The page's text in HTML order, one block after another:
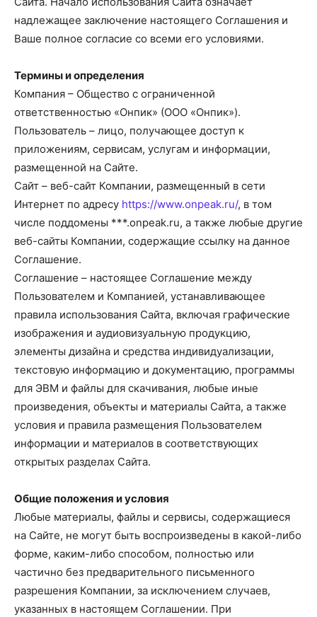
надлежащее заключение настоящего Соглашения и
Ваше полное согласие со всеми его условиями.
Термины и определения
Компания – Общество с ограниченной
ответственностью «Онпик» (ООО «Онпик»).
Пользователь – лицо, получающее доступ к
приложениям, сервисам, услугам и информации,
размещенной на Сайте.
Сайт – веб-сайт Компании, размещенный в сети
Интернет по адресу https://www.onpeak.ru/, в том
числе поддомены ***.onpeak.ru, а также любые другие
веб-сайты Компании, содержащие ссылку на данное
Соглашение.
Соглашение – настоящее Соглашение между
Пользователем и Компанией, устанавливающее
правила использования Сайта, включая графические
изображения и аудиовизуальную продукцию,
элементы дизайна и средства индивидуализации,
текстовую информацию и документацию, программы
для ЭВМ и файлы для скачивания, любые иные
произведения, объекты и материалы Сайта, а также
условия и правила размещения Пользователем
информации и материалов в соответствующих
открытых разделах Сайта.
Общие положения и условия
Любые материалы, файлы и сервисы, содержащиеся
на Сайте, не могут быть воспроизведены в какой-либо
форме, каким-либо способом, полностью или
частично без предварительного письменного
разрешения Компании, за исключением случаев,
указанных в настоящем Соглашении. При